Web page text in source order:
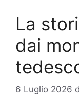
La
dai
6 Luglio 2026